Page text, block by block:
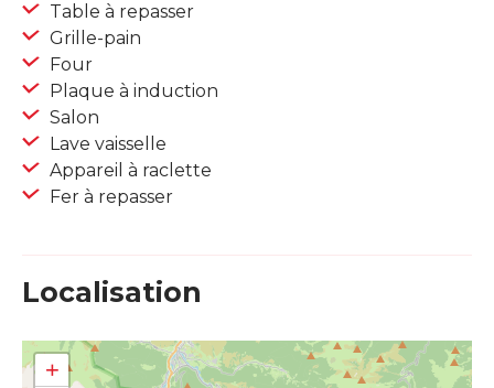
Table à repasser
Grille-pain
Four
Plaque à induction
Salon
Lave vaisselle
Appareil à raclette
Fer à repasser
Localisation
+